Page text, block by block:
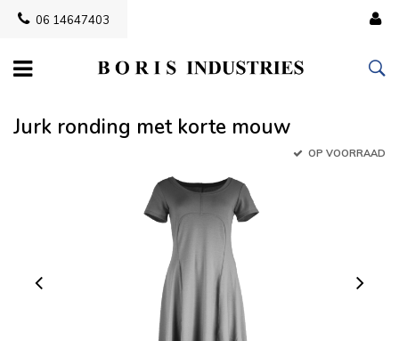
06 14647403
Jurk ronding met korte mouw
OP VOORRAAD